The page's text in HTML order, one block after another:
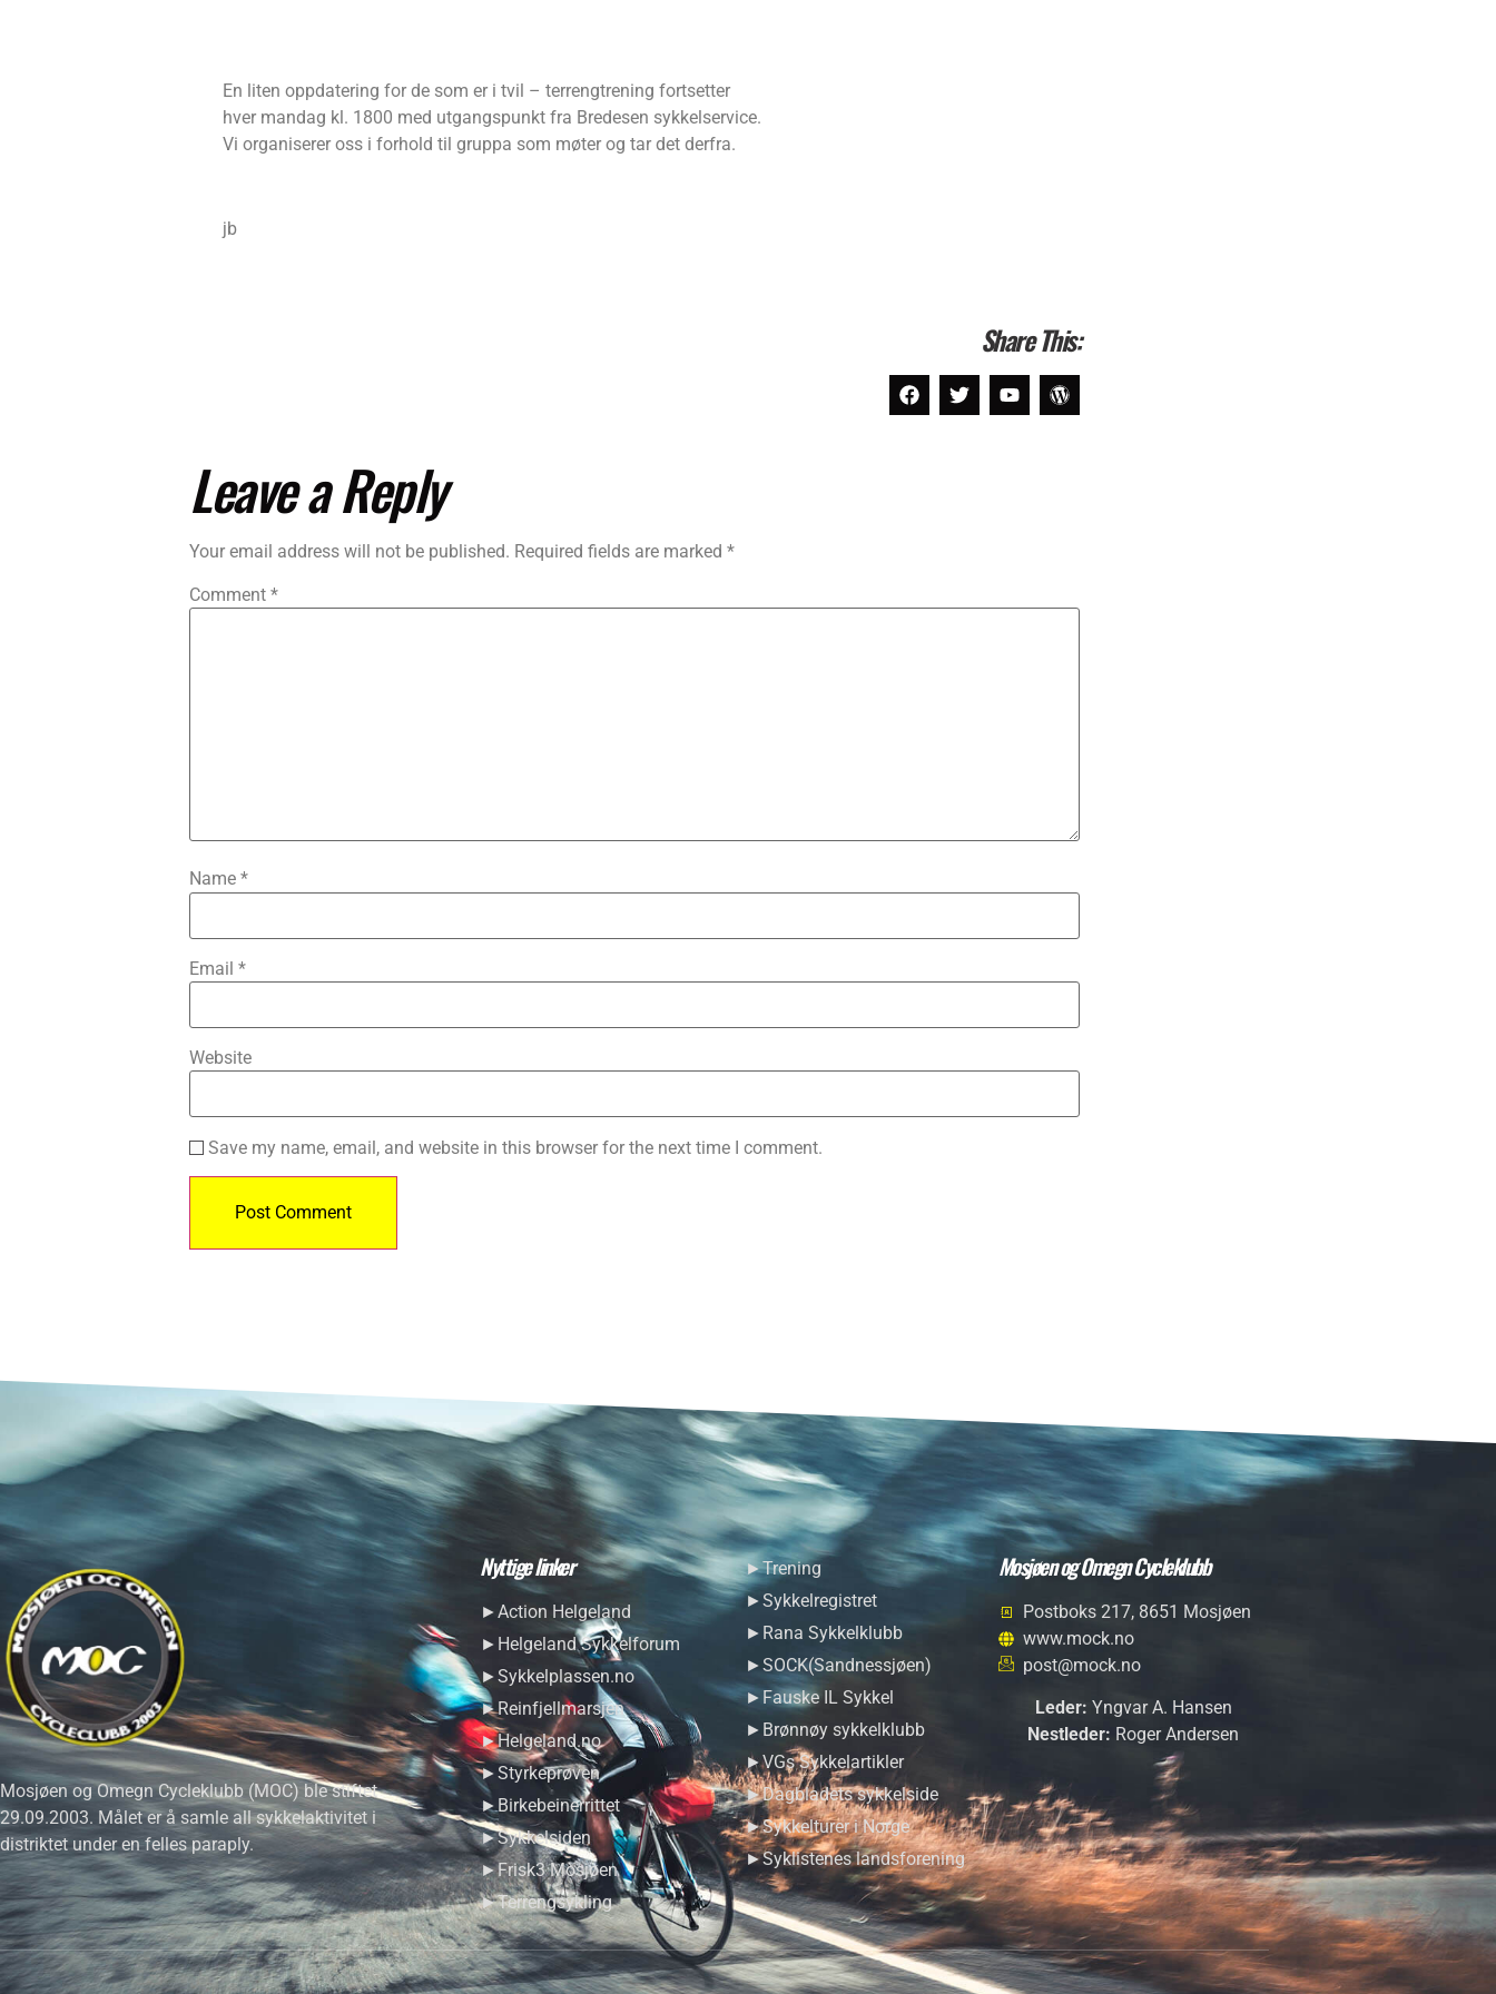
En liten oppdatering for de som er i tvil – terrengtrening fortsetter
hver mandag kl. 1800 med utgangspunkt fra Bredesen sykkelservice.
Vi organiserer oss i forhold til gruppa som møter og tar det derfra.
jb
Share This:
Leave a Reply
Your email address will not be published. Required fields are marked *
Comment *
Name *
Email *
Website
Save my name, email, and website in this browser for the next time I comment.
Mosjøen og Omegn Cycleklubb (MOC) ble stiftet
29.09.2003. Målet er å samle all sykkelaktivitet i
distriktet under en felles paraply.
Nyttige linker
►Action Helgeland
►Helgeland Sykkelforum
►Sykkelplassen.no
►Reinfjellmarsjen
►Helgeland.no
►Styrkeprøven
►Birkebeinerrittet
►Sykkelsiden
►Frisk3 Mosjøen
►Terrengsykling
►Trening
►Sykkelregistret
►Rana Sykkelklubb
►SOCK(Sandnessjøen)
►Fauske IL Sykkel
►Brønnøy sykkelklubb
►VGs Sykkelartikler
►Dagbladets sykkelside
►Sykkelturer i Norge
►Syklistenes landsforening
Mosjøen og Omegn Cycleklubb
Postboks 217, 8651 Mosjøen
www.mock.no
post@mock.no
Leder: Yngvar A. Hansen
Nestleder: Roger Andersen